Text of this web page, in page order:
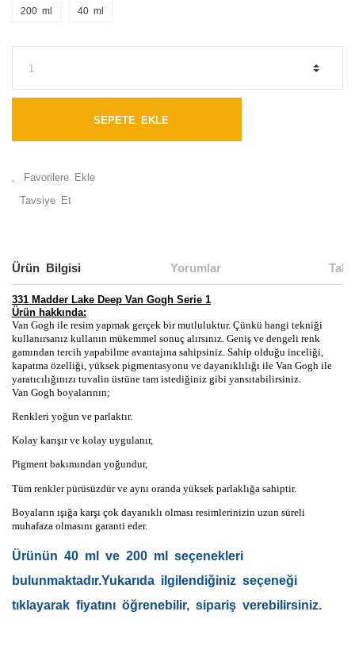
200 ml 40 ml
SEPETE EKLE
Tavsiye Et
Ürün Bilgisi Yorumlar
331 Madder Lake Deep Van Gogh Serie 1
Ürün hakkında:
Van Gogh ile resim yapmak gerçek bir mutluluktur. Çünkü hangi tekniği
kullanırsanız kullanın mükemmel sonuç alırsınız. Geniş ve dengeli renk
gamından tercih yapabilme avantajına sahipsiniz. Sahip olduğu inceliği,
kapatma özelliği, yüksek pigmentasyonu ve dayanıklılığı ile Van Gogh ile
yaratıcılığınızı tuvalin üstüne tam istediğiniz gibi yansıtabilirsiniz.
Van Gogh boyalarının;
Renkleri yoğun ve parlaktır.
Kolay karışır ve kolay uygulanır,
Pigment bakımından yoğundur,
Tüm renkler pürüsüzdür ve aynı oranda yüksek parlaklığa sahiptir.
Boyaların ışığa karşı çok dayanıklı olması resimlerinizin uzun süreli
muhafaza olmasını garanti eder.
Ürünün 40 ml ve 200 ml seçenekleri
bulunmaktadır.Yukarıda ilgilendiğiniz seçeneği
tıklayarak fiyatını öğrenebilir, sipariş verebilirsiniz.